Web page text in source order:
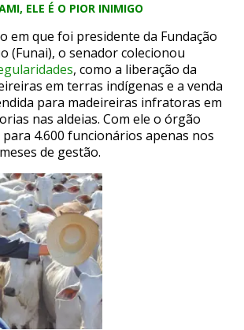
ELE É O PIOR INIMIGO
em que foi presidente da Fundação
(Funai), o senador colecionou
, como a liberação da
em terras indígenas e a venda
para madeireiras infratoras em
nas aldeias. Com ele o órgão
para 4.600 funcionários apenas nos
de gestão.